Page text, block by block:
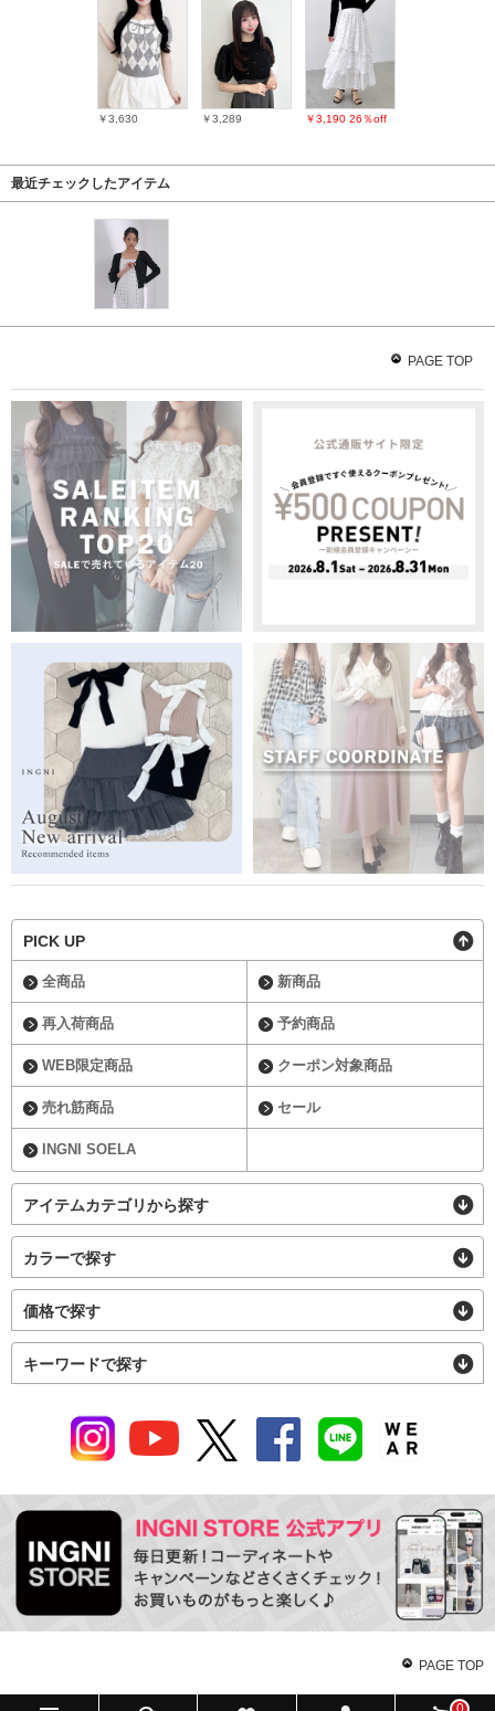
￥3,630 ￥3,289 ￥3,190 26％off
最近チェックしたアイテム
PAGE TOP
PICK UP
全商品 新商品
再入荷商品 予約商品
WEB限定商品 クーポン対象商品
売れ筋商品 セール
INGNI SOELA
アイテムカテゴリから探す
カラーで探す
価格で探す
キーワードで探す
PAGE TOP